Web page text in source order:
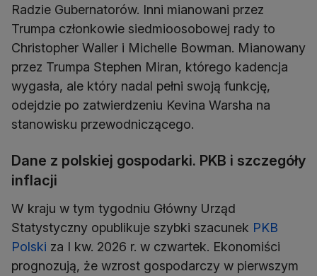
Radzie Gubernatorów. Inni mianowani przez
Trumpa członkowie siedmioosobowej rady to
Christopher Waller i Michelle Bowman. Mianowany
przez Trumpa Stephen Miran, którego kadencja
wygasła, ale który nadal pełni swoją funkcję,
odejdzie po zatwierdzeniu Kevina Warsha na
stanowisku przewodniczącego.
Dane z polskiej gospodarki. PKB i szczegóły
inflacji
W kraju w tym tygodniu Główny Urząd
Statystyczny opublikuje szybki szacunek PKB
Polski za I kw. 2026 r. w czwartek. Ekonomiści
prognozują, że wzrost gospodarczy w pierwszym